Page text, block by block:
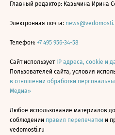
Главный редактор: Казьмина Ирина
Электронная почта:
Телефон: +7 495 956-34-58
Сайт использует IP адреса, cookie и
Пользователей сайта, условия
в отношении обработки
Медиа»
Любое использование материалов
соблюдении правил перепечатки и
vedomosti.ru